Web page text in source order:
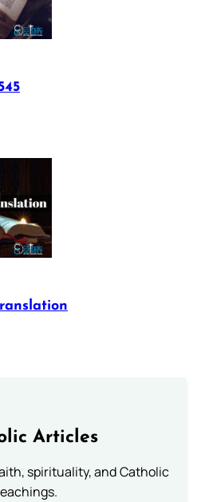
Articles
spirituality, and Catholic